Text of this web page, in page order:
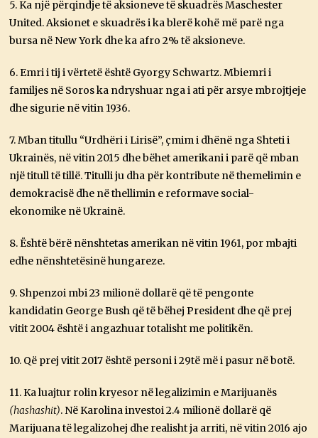
5. Ka një përqindje të aksioneve të skuadrës Maschester
United. Aksionet e skuadrës i ka blerë kohë më parë nga
bursa në New York dhe ka afro 2% të aksioneve.
6. Emri i tij i vërtetë është Gyorgy Schwartz. Mbiemri i
familjes në Soros ka ndryshuar nga i ati për arsye mbrojtjeje
dhe sigurie në vitin 1936.
7. Mban titullu “Urdhëri i Lirisë”, çmim i dhënë nga Shteti i
Ukrainës, në vitin 2015 dhe bëhet amerikani i parë që mban
një titull të tillë. Titulli ju dha për kontribute në themelimin e
demokracisë dhe në thellimin e reformave social-
ekonomike në Ukrainë.
8. Është bërë nënshtetas amerikan në vitin 1961, por mbajti
edhe nënshtetësinë hungareze.
9. Shpenzoi mbi 23 milionë dollarë që të pengonte
kandidatin George Bush që të bëhej President dhe që prej
vitit 2004 është i angazhuar totalisht me politikën.
10. Që prej vitit 2017 është personi i 29të më i pasur në botë.
11. Ka luajtur rolin kryesor në legalizimin e Marijuanës
(hashashit). Në Karolina investoi 2.4 milionë dollarë që
Marijuana të legalizohej dhe realisht ja arriti, në vitin 2016 ajo